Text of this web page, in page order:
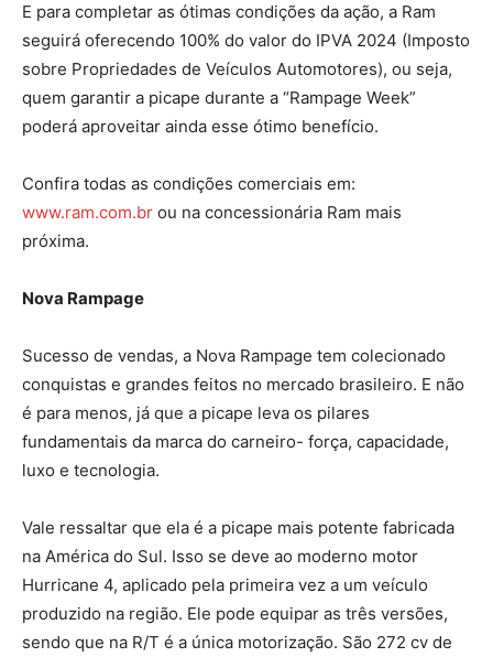
E para completar as ótimas condições da ação, a Ram
seguirá oferecendo 100% do valor do IPVA 2024 (Imposto
sobre Propriedades de Veículos Automotores), ou seja,
quem garantir a picape durante a “Rampage Week”
poderá aproveitar ainda esse ótimo benefício.
Confira todas as condições comerciais em:
www.ram.com.br ou na concessionária Ram mais
próxima.
Nova Rampage
Sucesso de vendas, a Nova Rampage tem colecionado
conquistas e grandes feitos no mercado brasileiro. E não
é para menos, já que a picape leva os pilares
fundamentais da marca do carneiro- força, capacidade,
luxo e tecnologia.
Vale ressaltar que ela é a picape mais potente fabricada
na América do Sul. Isso se deve ao moderno motor
Hurricane 4, aplicado pela primeira vez a um veículo
produzido na região. Ele pode equipar as três versões,
sendo que na R/T é a única motorização. São 272 cv de